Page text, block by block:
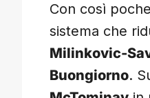
Con così
sistema che
Milinkovic-
Buongiorno.